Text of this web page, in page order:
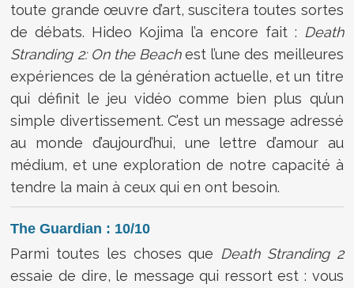
toute grande œuvre d’art, suscitera toutes sortes
de débats. Hideo Kojima l’a encore fait : Death
Stranding 2: On the Beachest l’une des meilleures
expériences de la génération actuelle, et un titre
qui définit le jeu vidéo comme bien plus qu’un
simple divertissement. C’est un message adressé
au monde d’aujourd’hui, une lettre d’amour au
médium, et une exploration de notre capacité à
tendre la main à ceux qui en ont besoin.
The Guardian : 10/10
Parmi toutes les choses que Death Stranding 2
essaie de dire, le message qui ressort est : vous